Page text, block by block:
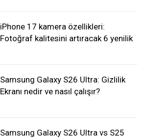
iPhone 17 kamera özellikleri:
Fotoğraf kalitesini artıracak 6 yenilik
Samsung Galaxy S26 Ultra: Gizlilik
Ekranı nedir ve nasıl çalışır?
Samsung Galaxy S26 Ultra vs S25